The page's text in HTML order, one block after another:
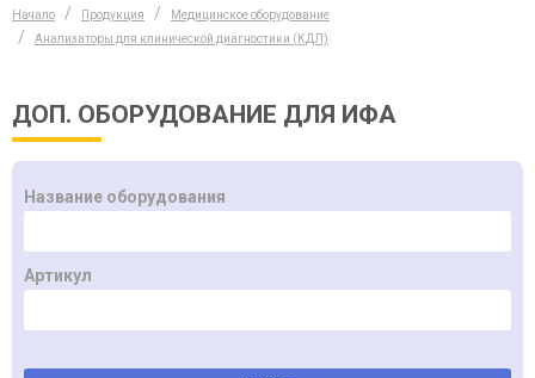
Начало Продукция
Медицинское оборудование
Анализаторы для клинической диагностики (КДЛ)
ДОП. ОБОРУДОВАНИЕ ДЛЯ ИФА
Название оборудования
Артикул